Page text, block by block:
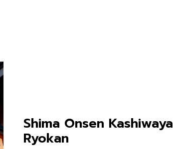
Shima Onsen Kashiwaya
Ryokan